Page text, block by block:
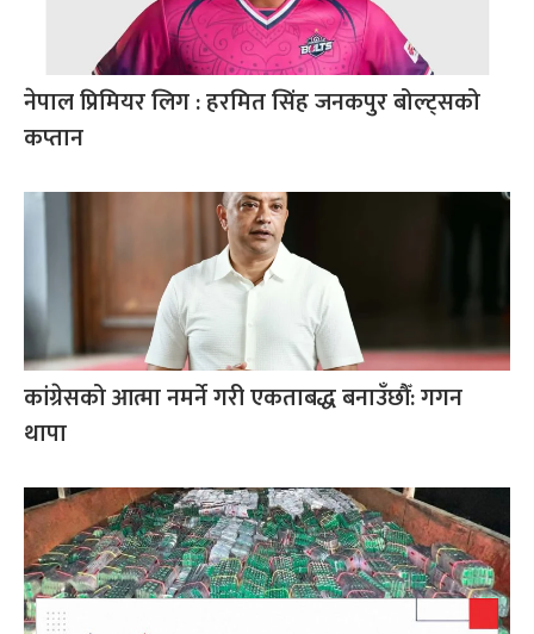
नेपाल प्रिमियर लिग : हरमित सिंह जनकपुर बोल्ट्सको
कप्तान
कांग्रेसको आत्मा नमर्ने गरी एकताबद्ध बनाउँछौँ: गगन
थापा